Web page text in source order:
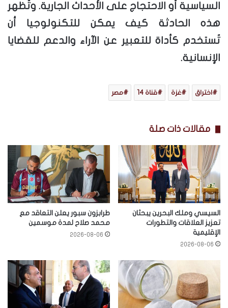
السياسية أو الاحتجاج على الأحداث الجارية. وتُظهر
هذه الحادثة كيف يمكن للتكنولوجيا أن
تُستخدم كأداة للتعبير عن الآراء والدعم للقضايا
الإنسانية.
اختراق غزة قناة 14 مصر
مقالات ذات صلة
السيسي وملك البحرين يبحثان
تعزيز العلاقات والتطورات
الإقليمية
2026-08-06
طرابزون سبور يعلن التعاقد مع
محمد صلاح لمدة موسمين
2026-08-06